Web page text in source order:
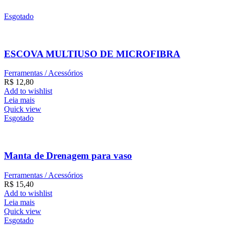
Esgotado
ESCOVA MULTIUSO DE MICROFIBRA
Ferramentas / Acessórios
R$ 12,80
Add to wishlist
Leia mais
Quick view
Esgotado
Manta de Drenagem para vaso
Ferramentas / Acessórios
R$ 15,40
Add to wishlist
Leia mais
Quick view
Esgotado